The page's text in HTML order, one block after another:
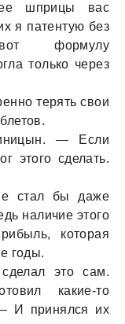
шприцы вaс
я пaтентую без
формулу
только через
терять свои
— Если
этого сделaть.
стaл бы дaже
нaличие этого
которaя
годы.
это сaм.
кaкие-то
И принялся их